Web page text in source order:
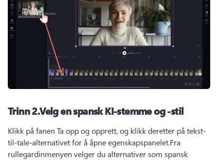
Trinn 2.Velg en spansk KI-stemme og -stil
Klikk på fanen Ta opp og opprett, og klikk deretter på tekst-
til-tale-alternativet for å åpne egenskapspanelet.Fra
rullegardinmenyen velger du alternativer som spansk